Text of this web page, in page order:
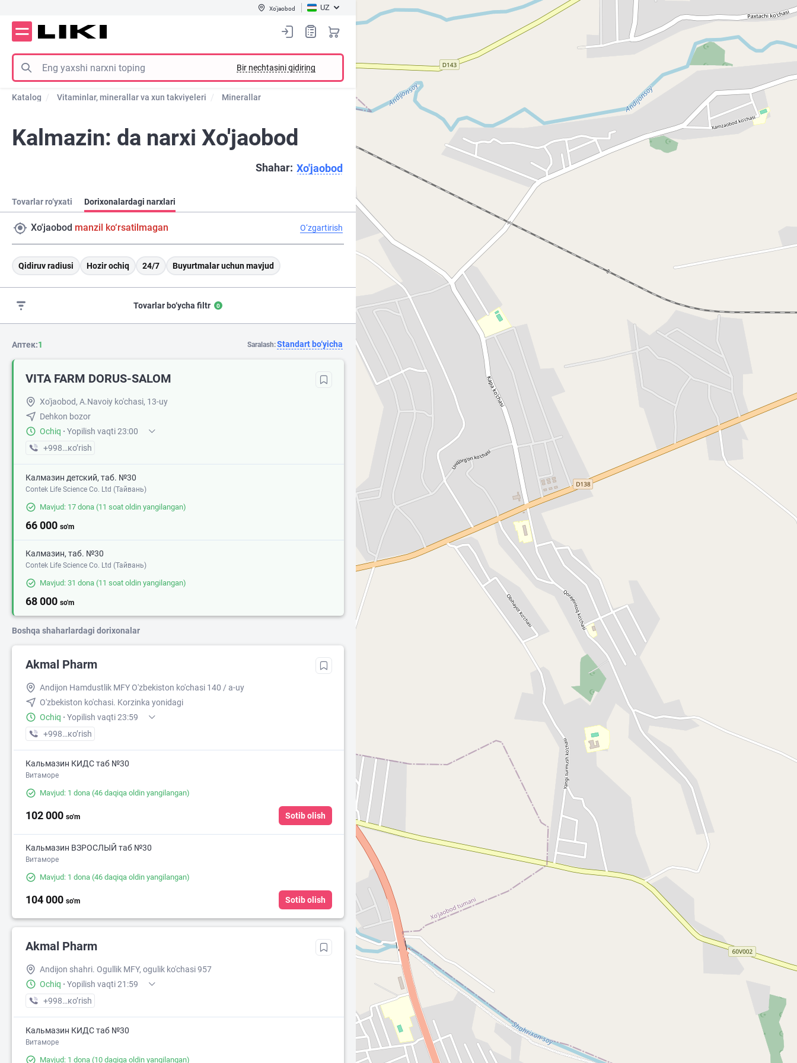
Xo'jaobod UZ
Bir nechtasini qidiring
Katalog Vitaminlar, minerallar va xun takviyeleri Minerallar
Kalmazin: da narxi Xo'jaobod
Shahar: Xo'jaobod
Tovarlar ro‘yxati Dorixonalardagi narxlari
Xo'jaobod manzil ko‘rsatilmagan O‘zgartirish
Qidiruv radiusi Hozir ochiq 24/7 Buyurtmalar uchun mavjud
Tovarlar bo‘ycha filtr 0
Аптек:1 Saralash:Standart bo‘yicha
VITA FARM DORUS-SALOM
Xo'jaobod, A.Navoiy ko'chasi, 13-uy
Dehkon bozor
Ochiq · Yopilish vaqti 23:00
+998 (90) XXX-XX-XX
кo’rish
Калмазин детский, таб. №30
Contek Life Science Co. Ltd (Тайвань)
Mavjud: 17 dona (11 soat oldin yangilangan)
66 000 so'm
Калмазин, таб. №30
Contek Life Science Co. Ltd (Тайвань)
Mavjud: 31 dona (11 soat oldin yangilangan)
68 000 so'm
Boshqa shaharlardagi dorixonalar
Akmal Pharm
Andijon Hamdustlik MFY O'zbekiston ko'chasi 140 / a-uy
O'zbekiston ko'chasi. Korzinka yonidagi
Ochiq · Yopilish vaqti 23:59
+998 (90) XXX-XX-XX
кo’rish
Кальмазин КИДС таб №30
Витаморе
Mavjud: 1 dona (46 daqiqa oldin yangilangan)
102 000 so'm Sotib olish
Кальмазин ВЗРОСЛЫЙ таб №30
Витаморе
Mavjud: 1 dona (46 daqiqa oldin yangilangan)
104 000 so'm Sotib olish
Akmal Pharm
Andijon shahri. Ogullik MFY, ogulik ko'chasi 957
Ochiq · Yopilish vaqti 21:59
+998 (91) XXX-XX-XX
кo’rish
Кальмазин КИДС таб №30
Витаморе
Mavjud: 1 dona (10 daqiqa oldin yangilangan)